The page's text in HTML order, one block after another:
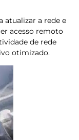
atualizar a rede e
acesso remoto
de rede
otimizado.